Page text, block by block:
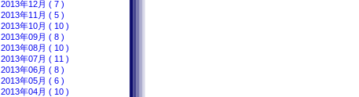
2013年12月 ( 7 )
2013年11月 ( 5 )
2013年10月 ( 10 )
2013年09月 ( 8 )
2013年08月 ( 10 )
2013年07月 ( 11 )
2013年06月 ( 8 )
2013年05月 ( 6 )
2013年04月 ( 10 )